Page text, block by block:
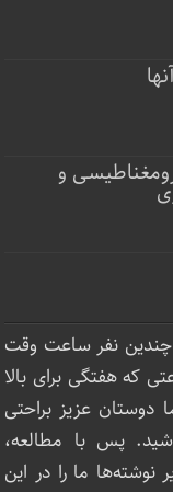
و
چندین نفر ساعت‌ وقت
که هفتگی برای بالا
عزیز براحتی
پس با مطالعه،
ما را در این